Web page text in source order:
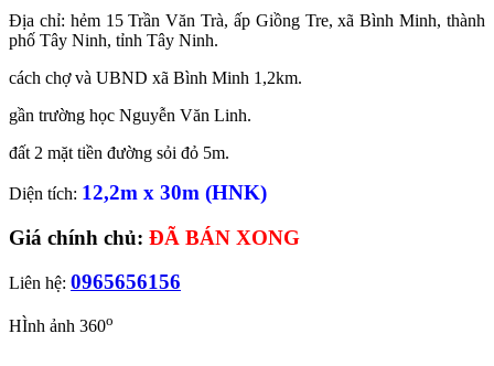
Địa chỉ: hẻm 15 Trần Văn Trà, ấp Giồng Tre, xã Bình Minh, thành
phố Tây Ninh, tỉnh Tây Ninh.
cách chợ và UBND xã Bình Minh 1,2km.
gần trường học Nguyễn Văn Linh.
đất 2 mặt tiền đường sỏi đỏ 5m.
Diện tích: 12,2m x 30m (HNK)
Giá chính chủ: ĐÃ BÁN XONG
Liên hệ: 0965656156
HÌnh ảnh 360o